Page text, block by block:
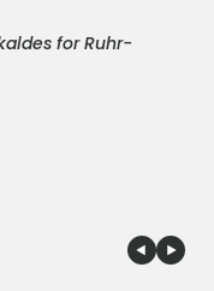
for Ruhr-